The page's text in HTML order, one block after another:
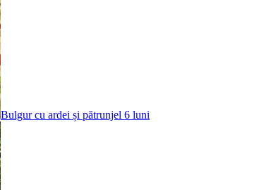
Bulgur cu ardei și pătrunjel 6 luni